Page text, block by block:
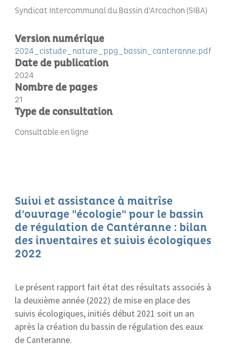
Syndicat Intercommunal du Bassin d'Arcachon (SIBA)
Version numérique
2024_cistude_nature_ppg_bassin_canteranne.pdf
Date de publication
2024
Nombre de pages
21
Type de consultation
Consultable en ligne
Suivi et assistance à maitrîse
d'ouvrage "écologie" pour le bassin
de régulation de Cantéranne : bilan
des inventaires et suivis écologiques
2022
Le présent rapport fait état des résultats associés à
la deuxième année (2022) de mise en place des
suivis écologiques, initiés début 2021 soit un an
après la création du bassin de régulation des eaux
de Canteranne.